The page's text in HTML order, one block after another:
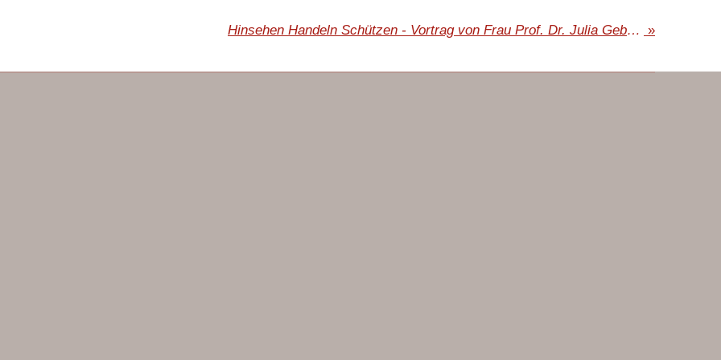
Hinsehen Handeln Schützen - Vortrag von Frau Prof. Dr. Julia Gebrande »